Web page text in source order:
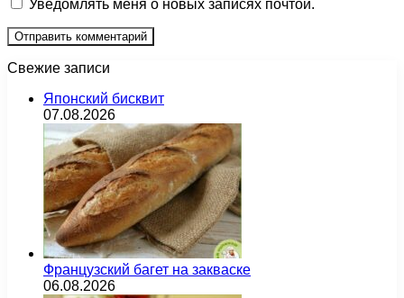
Уведомлять меня о новых записях почтой.
Свежие записи
Японский бисквит
07.08.2026
Французский багет на закваске
06.08.2026